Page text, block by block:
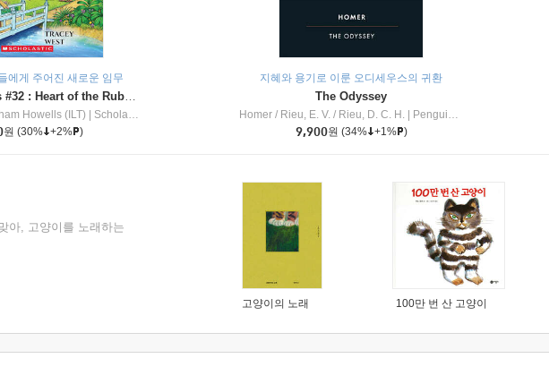
에게 주어진 새로운 임무
Dragon Masters #32 : Heart of the Ruby Dragon (A Branches Book)
Howells (ILT)
Scholastic Inc
원 (30% +2% )
지혜와 용기로 이룬 오디세우스의 귀환
The Odyssey
Homer / Rieu, E. V. / Rieu, D. C. H.
Penguin Group
9,900원 (34% +1% )
아, 고양이를 노래하는
고양이의 노래 100만 번 산 고양이